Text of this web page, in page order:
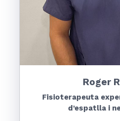
Roger
Fisioterapeuta
d’espatlla i